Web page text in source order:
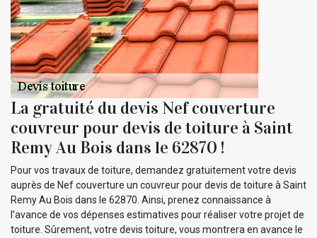
La gratuité du devis Nef couverture
couvreur pour devis de toiture à Saint
Remy Au Bois dans le 62870 !
Pour vos travaux de toiture, demandez gratuitement votre devis
auprès de Nef couverture un couvreur pour devis de toiture à Saint
Remy Au Bois dans le 62870. Ainsi, prenez connaissance à
l’avance de vos dépenses estimatives pour réaliser votre projet de
toiture. Sûrement, votre devis toiture, vous montrera en avance le